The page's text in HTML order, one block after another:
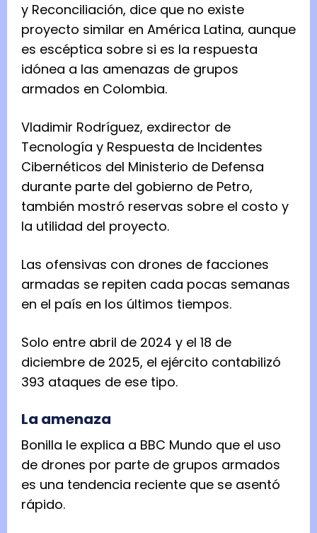
y Reconciliación, dice que no existe
proyecto similar en América Latina, aunque
es escéptica sobre si es la respuesta
idónea a las amenazas de grupos
armados en Colombia.
Vladimir Rodríguez, exdirector de
Tecnología y Respuesta de Incidentes
Cibernéticos del Ministerio de Defensa
durante parte del gobierno de Petro,
también mostró reservas sobre el costo y
la utilidad del proyecto.
Las ofensivas con drones de facciones
armadas se repiten cada pocas semanas
en el país en los últimos tiempos.
Solo entre abril de 2024 y el 18 de
diciembre de 2025, el ejército contabilizó
393 ataques de ese tipo.
La amenaza
Bonilla le explica a BBC Mundo que el uso
de drones por parte de grupos armados
es una tendencia reciente que se asentó
rápido.